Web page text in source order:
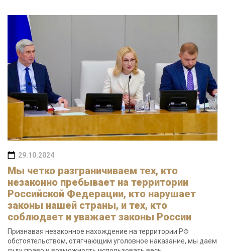
29.10.2024
Мы четко разграничиваем тех, кто
незаконно пребывает на территории
Российской Федерации, кто нарушает
законы нашей страны, и тех, кто
соблюдает и уважает законы России
Признавая незаконное нахождение на территории РФ
обстоятельством, отягчающим уголовное наказание, мы даем